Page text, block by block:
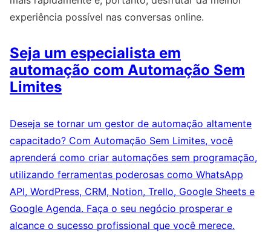
experiência possível nas conversas online.
Seja um especialista em
automação com Automação Sem
Limites
Deseja se tornar um gestor de automação altamente
capacitado? Com Automação Sem Limites, você
aprenderá como criar automações sem programação,
utilizando ferramentas poderosas como WhatsApp
API, WordPress, CRM, Notion, Trello, Google Sheets e
Google Agenda. Faça o seu negócio prosperar e
alcance o sucesso profissional que você merece.